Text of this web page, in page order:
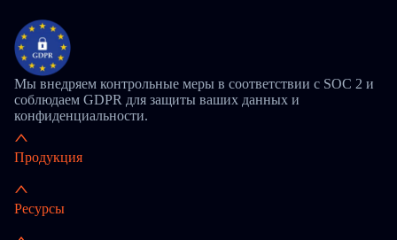
Мы внедряем контрольные меры в соответствии с SOC 2 и
соблюдаем GDPR для защиты ваших данных и
конфиденциальности.
Продукция
Ресурсы